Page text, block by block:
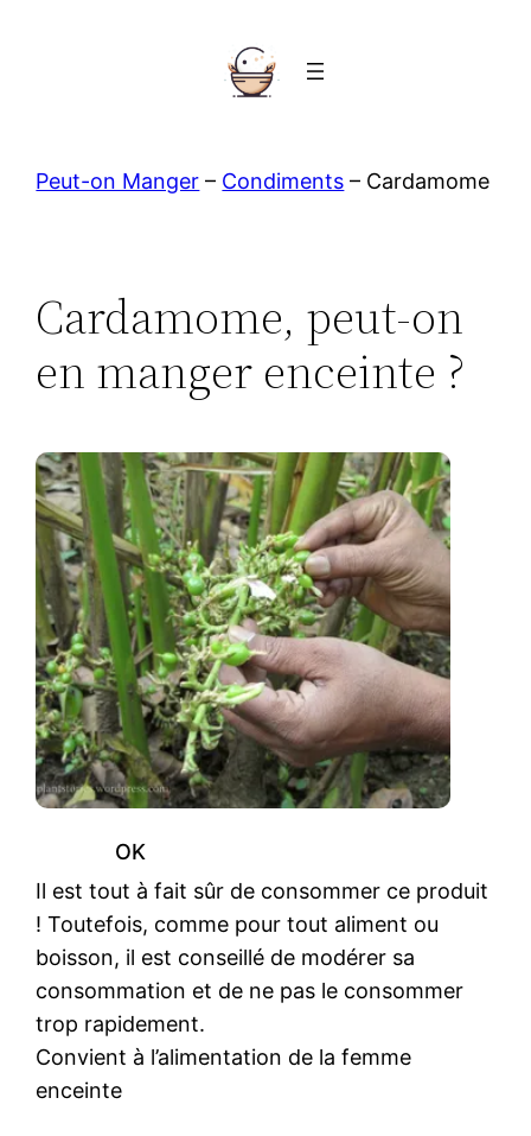
Peut-on Manger – Condiments – Cardamome
Cardamome, peut-on
en manger enceinte ?
OK
Il est tout à fait sûr de consommer ce produit
! Toutefois, comme pour tout aliment ou
boisson, il est conseillé de modérer sa
consommation et de ne pas le consommer
trop rapidement.
Convient à l’alimentation de la femme
enceinte